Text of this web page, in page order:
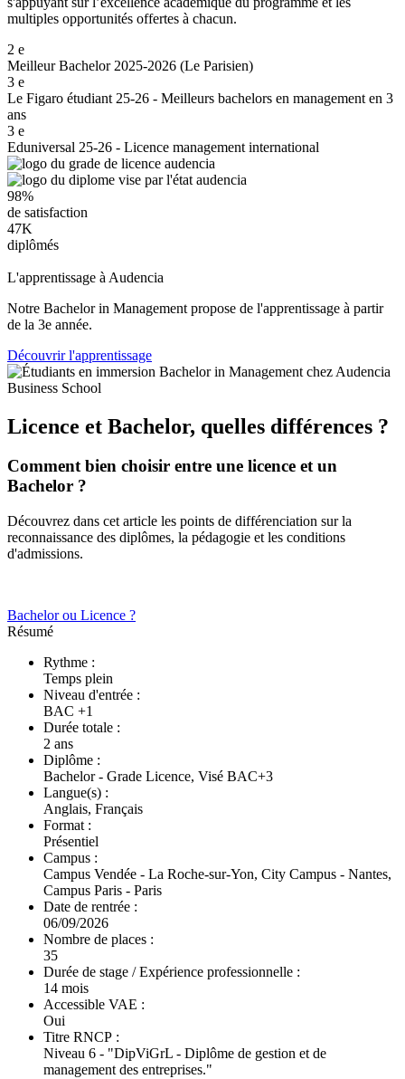
multiples opportunités offertes à chacun.
2 e
Meilleur Bachelor 2025-2026 (Le Parisien)
3 e
Le Figaro étudiant 25-26 - Meilleurs bachelors en management en 3
ans
3 e
Eduniversal 25-26 - Licence management international
98%
de satisfaction
47K
diplômés
L'apprentissage à Audencia
Notre Bachelor in Management propose de l'apprentissage à partir
de la 3e année.
Découvrir l'apprentissage
Licence et Bachelor, quelles différences ?
Comment bien choisir entre une licence et un
Bachelor ?
Découvrez dans cet article les points de différenciation sur la
reconnaissance des diplômes, la pédagogie et les conditions
d'admissions.
Bachelor ou Licence ?
Résumé
Rythme :
Temps plein
Niveau d'entrée :
BAC +1
Durée totale :
2 ans
Diplôme :
Bachelor - Grade Licence, Visé BAC+3
Langue(s) :
Anglais, Français
Format :
Présentiel
Campus :
Campus Vendée - La Roche-sur-Yon, City Campus - Nantes,
Campus Paris - Paris
Date de rentrée :
06/09/2026
Nombre de places :
35
Durée de stage / Expérience professionnelle :
14 mois
Accessible VAE :
Oui
Titre RNCP :
Niveau 6 - "DipViGrL - Diplôme de gestion et de
management des entreprises."